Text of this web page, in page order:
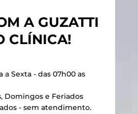
A GUZATTI
CLÍNICA!
a Sexta - das 07h00 as
Domingos e Feriados
- sem atendimento.